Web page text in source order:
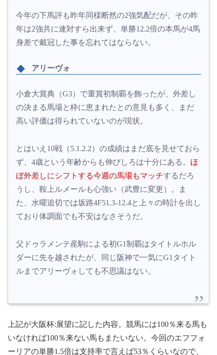
今年の下馬評も昨年同様断然の2強気配だが、その昨
年は2強共に連対すら出来ず、単勝12.2倍の本馬が4馬
身差で戴冠した事を忘れてはならない。
アリーヴォ
小倉大賞典（G3）で重賞初制覇を飾ったが、外差し
の決まる馬場と枠に恵まれたとの意見も多く、まだ
高い評価は得られていないのが現状。
とはいえ10戦（5.1.2.2）の成績はまだ底を見せておら
ず、4歳という年齢からも伸びしろは十分にある。 ほ
ぼ外差しにシフトする今週の馬場もマッチするだろ
うし、鞍上ルメールも心強い（武豊に変更）。ま
た、水曜追切では坂路4F51.3-12.4と上々の時計を出し
ており体調面でも不安はなさそうだ。
父ドゥラメンテ産駒による初G1制覇はタイトルホル
ダーに先を越されたが、同じ阪神で一気にG1タイト
ルまでアリーヴォしても不思議はない。
上記が大阪杯:展望に記した内容。競馬には100％来る馬も
いなければ100％来ない馬もまたいない。今回のエフフォ
ーリアの単勝1.5倍は支持率で言えば53％くらいなので、